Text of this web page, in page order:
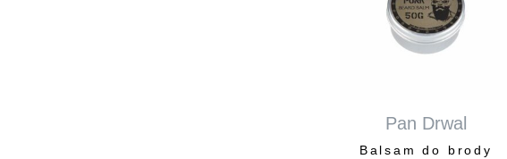
Pan Drwal
Balsam do brody